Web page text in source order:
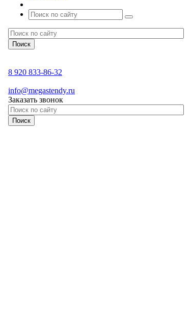
8 920 833-86-32
info@megastendy.ru
Заказать звонок